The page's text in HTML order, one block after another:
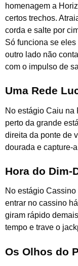
homenagem a
certos trechos.
corda e salte por
Só funciona se
outro lado não
com o impulso de
Uma Rede
No estágio Caiu na
perto da grande
direita da ponte de
dourada e capture-
Hora do Dim-
No estágio
entrar no cassino
giram rápido
tempo e trave o
Os Olhos do